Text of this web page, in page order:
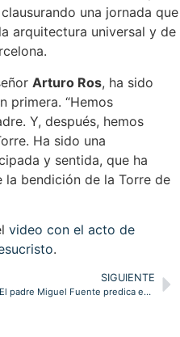
una jornada que
arquitectura universal y de
Arturo Ros, ha sido
primera. “Hemos
Y, después, hemos
Ha sido una
y sentida, que ha
bendición de la Torre de
video con el acto de
.
SIGUIENTE
El padre Miguel Fuente predica en la iglesia de San Antonio la novena en honor al santo